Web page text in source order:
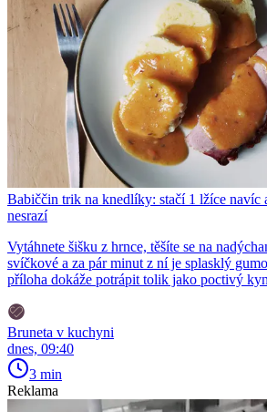
Babiččin trik na knedlíky: stačí 1 lžíce navíc
nesrazí
Vytáhnete šišku z hrnce, těšíte se na
svíčkové a za pár minut z ní je splasklý
příloha dokáže potrápit tolik jako poctivý
Bruneta v kuchyni
dnes, 09:40
3 min
Reklama